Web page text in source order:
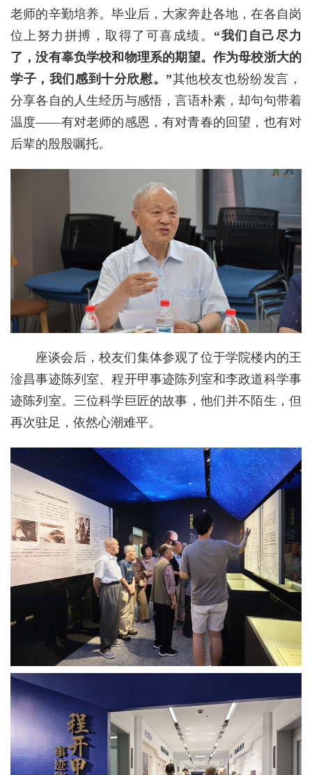
老师的辛勤培养。毕业后，大家奔赴各地，在各自岗
位上努力拼搏，取得了可喜成绩。 “我们自己尽力
了，没有辜负学校和物理系的期望。作为母校浙大的
学子，我们感到十分欣慰。”其他校友也纷纷发言，
分享各自的人生经历与感悟，言语朴素，却句句带着
温度——有对老师的感恩，有对青春的回望，也有对
后辈的殷殷嘱托。
座谈会后，校友们集体参观了位于学院楼内的王
淦昌事迹陈列室、程开甲事迹陈列室和李政道科学事
迹陈列室。三位科学巨匠的故事，他们并不陌生，但
再次驻足，依然心潮难平。